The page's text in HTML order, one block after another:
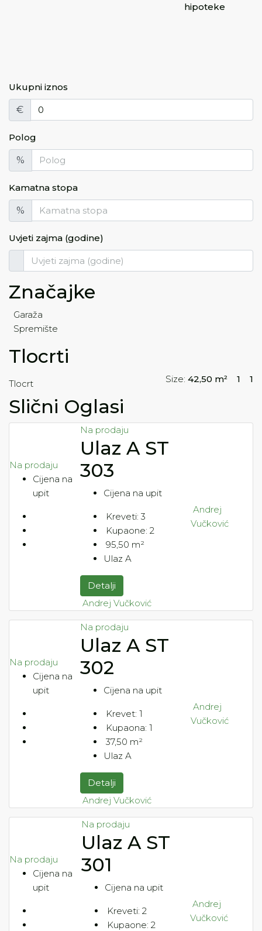
hipoteke
Ukupni iznos
€
Polog
%
Kamatna stopa
%
Uvjeti zajma (godine)
Značajke
Garaža
Spremište
Tlocrti
Tlocrt Size: 42,50 m² 1 1
Slični Oglasi
Na prodaju
Cijena na
upit
Na prodaju
Ulaz A ST
303
Cijena na upit
Kreveti: 3
Kupaone: 2
95,50 m²
Ulaz A
Detalji
Andrej Vučković
Andrej
Vučković
Na prodaju
Cijena na
upit
Na prodaju
Ulaz A ST
302
Cijena na upit
Krevet: 1
Kupaona: 1
37,50 m²
Ulaz A
Detalji
Andrej Vučković
Andrej
Vučković
Na prodaju
Cijena na
upit
Na prodaju
Ulaz A ST
301
Cijena na upit
Kreveti: 2
Kupaone: 2
Andrej
Vučković